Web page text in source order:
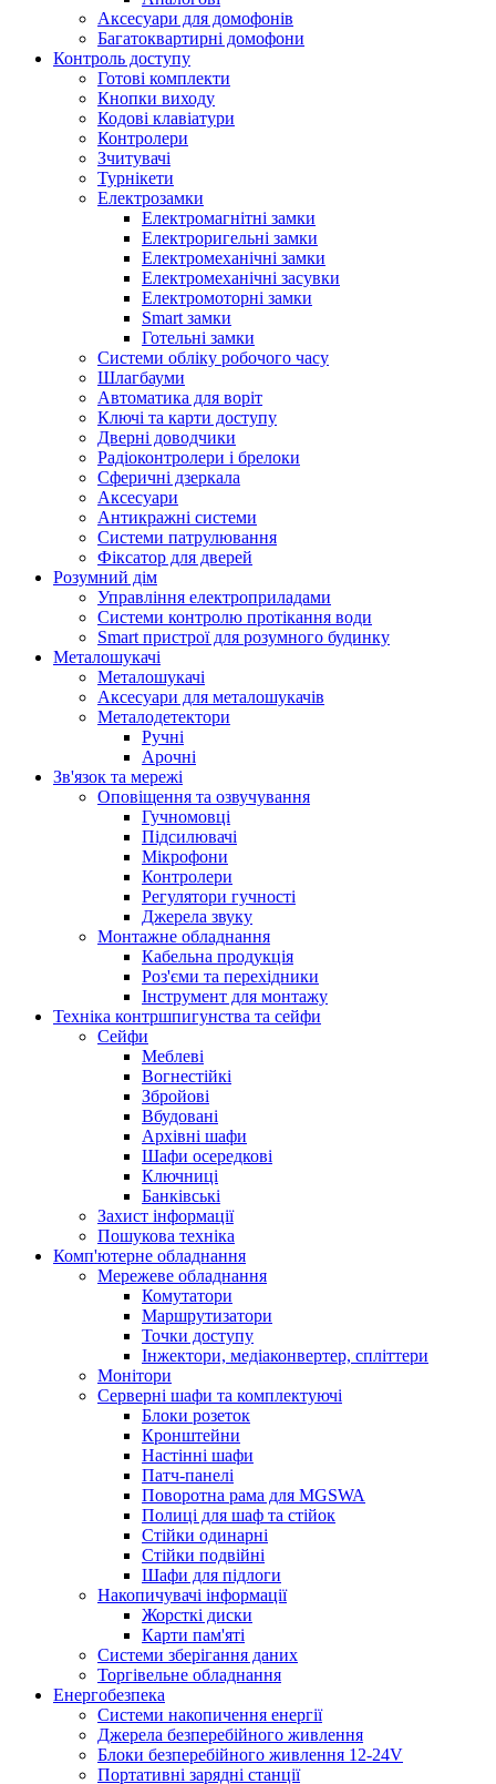
Аксесуари для домофонів
Багатоквартирні домофони
Контроль доступу
Готові комплекти
Кнопки виходу
Кодові клавіатури
Контролери
Зчитувачі
Турнікети
Електрозамки
Електромагнітні замки
Електроригельні замки
Електромеханічні замки
Електромеханічні засувки
Електромоторні замки
Smart замки
Готельні замки
Системи обліку робочого часу
Шлагбауми
Автоматика для воріт
Ключі та карти доступу
Дверні доводчики
Радіоконтролери і брелоки
Сферичні дзеркала
Аксесуари
Антикражні системи
Системи патрулювання
Фіксатор для дверей
Розумний дім
Управління електроприладами
Системи контролю протікання води
Smart пристрої для розумного будинку
Металошукачі
Металошукачі
Аксесуари для металошукачів
Металодетектори
Ручні
Арочні
Зв'язок та мережі
Оповіщення та озвучування
Гучномовці
Підсилювачі
Мікрофони
Контролери
Регулятори гучності
Джерела звуку
Монтажне обладнання
Кабельна продукція
Роз'єми та перехідники
Інструмент для монтажу
Техніка контршпигунства та сейфи
Сейфи
Меблеві
Вогнестійкі
Збройові
Вбудовані
Архівні шафи
Шафи осередкові
Ключниці
Банківські
Захист інформації
Пошукова техніка
Комп'ютерне обладнання
Мережеве обладнання
Комутатори
Маршрутизатори
Точки доступу
Інжектори, медіаконвертер, спліттери
Монітори
Серверні шафи та комплектуючі
Блоки розеток
Кронштейни
Настінні шафи
Патч-панелі
Поворотна рама для MGSWA
Полиці для шаф та стійок
Стійки одинарні
Стійки подвійні
Шафи для підлоги
Накопичувачі інформації
Жорсткі диски
Карти пам'яті
Системи зберігання даних
Торгівельне обладнання
Енергобезпека
Системи накопичення енергії
Джерела безперебійного живлення
Блоки безперебійного живлення 12-24V
Портативні зарядні станції